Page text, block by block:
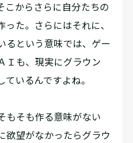
こからさらに自分たちの
た。さらにはそれに、
るという意味では、ゲー
Ｉも、現実にグラウン
いるんですよね。
もそも作る意味がない
欲望がなかったらグラウ